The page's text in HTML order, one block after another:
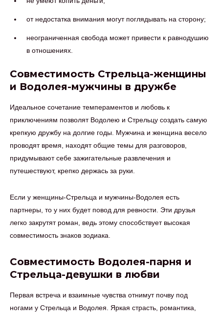
от недостатка внимания могут поглядывать на сторону;
неограниченная свобода может привести к равнодушию
в отношениях.
Совместимость Стрельца-женщины
и Водолея-мужчины в дружбе
Идеальное сочетание темпераментов и любовь к
приключениям позволят Водолею и Стрельцу создать самую
крепкую дружбу на долгие годы. Мужчина и женщина весело
проводят время, находят общие темы для разговоров,
придумывают себе зажигательные развлечения и
путешествуют, крепко держась за руки.
Если у женщины-Стрельца и мужчины-Водолея есть
партнеры, то у них будет повод для ревности. Эти друзья
легко закрутят роман, ведь этому способствует высокая
совместимость знаков зодиака.
Совместимость Водолея-парня и
Стрельца-девушки в любви
Первая встреча и взаимные чувства отнимут почву под
ногами у Стрельца и Водолея. Яркая страсть, романтика,